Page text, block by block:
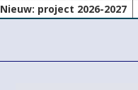
Nieuw: project 2026-2027